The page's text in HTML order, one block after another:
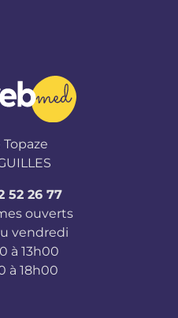
Topaze
52 26 77
ouverts
vendredi
à 13h00
à 18h00